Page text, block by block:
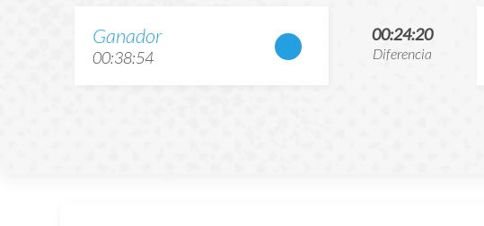
Ganador
00:38:54
00:24:20
Diferencia